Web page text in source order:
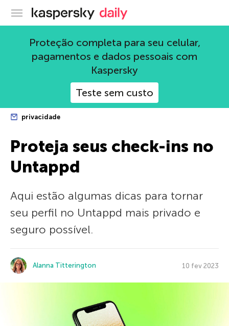
Blog oficial da Kaspersky
Proteção completa para seu celular,
pagamentos e dados pessoais com
Kaspersky
Teste sem custo
privacidade
Proteja seus check-ins no
Untappd
Aqui estão algumas dicas para tornar
seu perfil no Untappd mais privado e
seguro possível.
Alanna Titterington 10 fev 2023